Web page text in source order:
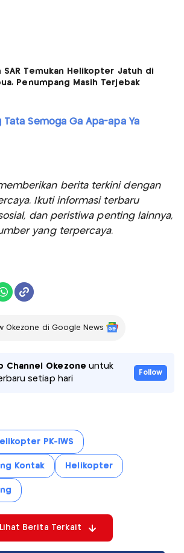
SAR Temukan Helikopter Jatuh di
Penumpang Masih Terjebak
Tata Semoga Ga Apa-apa Ya
berita terkini dengan
Ikuti informasi terbaru
dan peristiwa penting lainnya,
yang terpercaya.
Okezone di Google News
Channel Okezone untuk
setiap hari
Follow
PK-IWS
Kontak Helikopter
Lihat Berita Terkait